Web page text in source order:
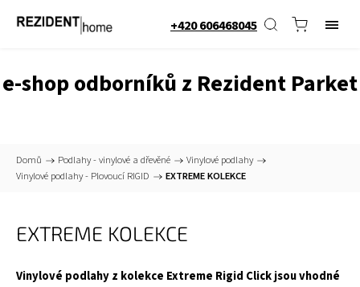
+420 606468045
e-shop odborníků z Rezident Parket
Domů / Podlahy - vinylové a dřevěné / Vinylové podlahy /
Vinylové podlahy - Plovoucí RIGID / EXTREME KOLEKCE
EXTREME KOLEKCE
Vinylové podlahy z kolekce Extreme Rigid Click jsou vhodné